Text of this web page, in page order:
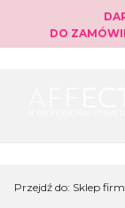
DO
Przejdź do: Sklep